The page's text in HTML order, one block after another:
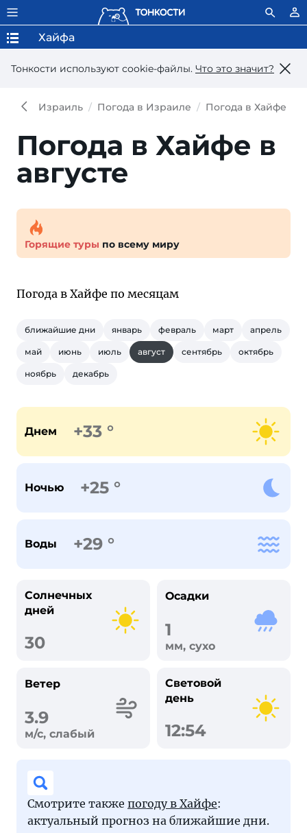
Тонкости используют сookie-файлы. Что это значит?
Хайфа
Израиль Погода в Израиле Погода в Хайфе
Погода в Хайфе в
августе
Горящие туры по всему миру
Погода в Хайфе по месяцам
ближайшие дни январь февраль март апрель
май июнь июль август сентябрь октябрь
ноябрь декабрь
Днем +33 °
Ночью +25 °
Воды +29 °
Солнечных
дней
30
Осадки
1
мм, сухо
Ветер
3.9
м/с, слабый
Световой
день
12:54
Смотрите также погоду в Хайфе:
актуальный прогноз на ближайшие дни.